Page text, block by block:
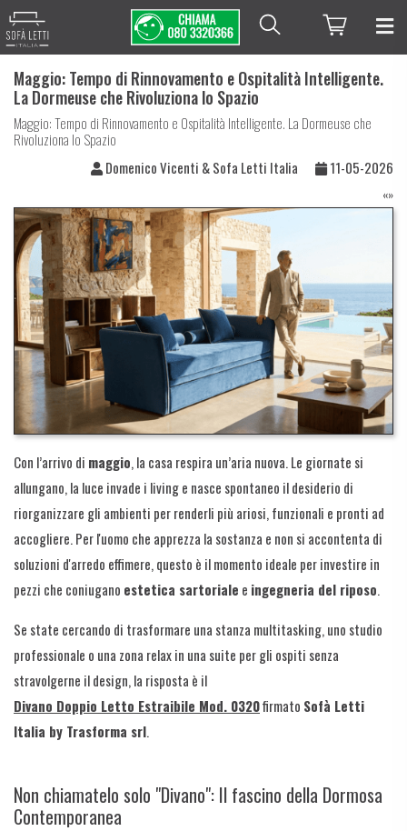
Home
Maggio: Tempo di Rinnovamento e Ospitalità Intelligente.
La Dormeuse che Rivoluziona lo Spazio
Maggio: Tempo di Rinnovamento e Ospitalità Intelligente. La Dormeuse che
Rivoluziona lo Spazio
Domenico Vicenti & Sofa Letti Italia
11-05-2026
Con l’arrivo di maggio, la casa respira un’aria nuova. Le giornate si
allungano, la luce invade i living e nasce spontaneo il desiderio di
riorganizzare gli ambienti per renderli più ariosi, funzionali e pronti ad
accogliere. Per l'uomo che apprezza la sostanza e non si accontenta di
soluzioni d'arredo effimere, questo è il momento ideale per investire in
pezzi che coniugano estetica sartoriale e ingegneria del riposo.
Se state cercando di trasformare una stanza multitasking, uno studio
professionale o una zona relax in una suite per gli ospiti senza
stravolgerne il design, la risposta è il
Divano Doppio Letto Estraibile Mod. 0320firmato Sofà Letti
Italia by Trasforma srl.
Non chiamatelo solo "Divano": Il fascino della Dormosa
Contemporanea